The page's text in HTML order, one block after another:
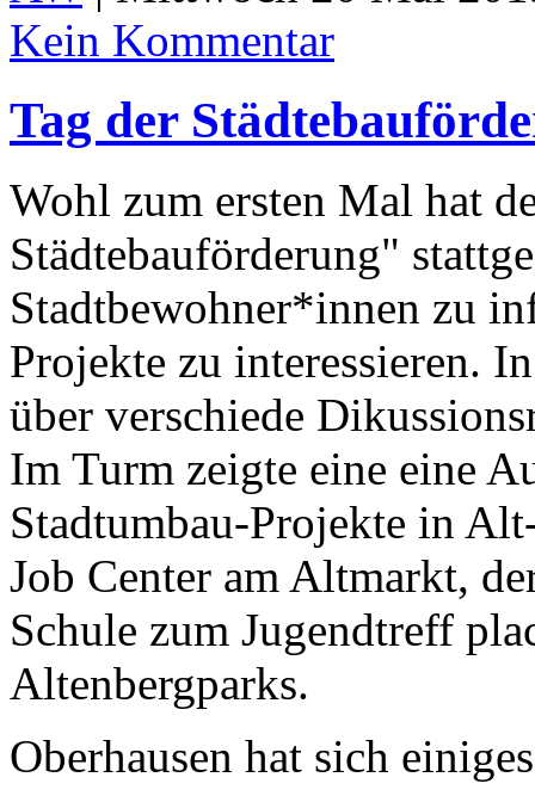
Kein Kommentar
Tag der
Wohl zum ersten Mal hat
Städtebauförderung"
Stadtbewohner*innen zu
Projekte zu interessieren.
über verschiede
Im Turm zeigte eine eine
Stadtumbau-Projekte in
Job Center am Altmarkt,
Schule zum Jugendtreff
Altenbergparks.
Oberhausen hat sich